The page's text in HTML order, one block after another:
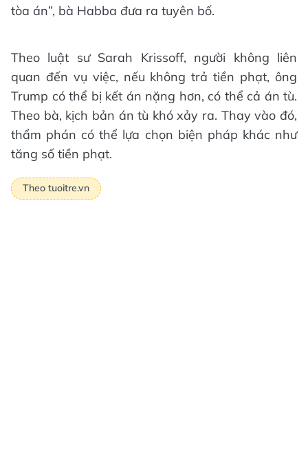
tòa án”, bà Habba đưa ra tuyên bố.
Theo luật sư Sarah Krissoff, người không liên
quan đến vụ việc, nếu không trả tiền phạt, ông
Trump có thể bị kết án nặng hơn, có thể cả án tù.
Theo bà, kịch bản án tù khó xảy ra. Thay vào đó,
thẩm phán có thể lựa chọn biện pháp khác như
tăng số tiền phạt.
Theo tuoitre.vn